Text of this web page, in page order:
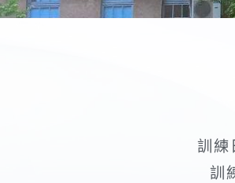
訓練
訓